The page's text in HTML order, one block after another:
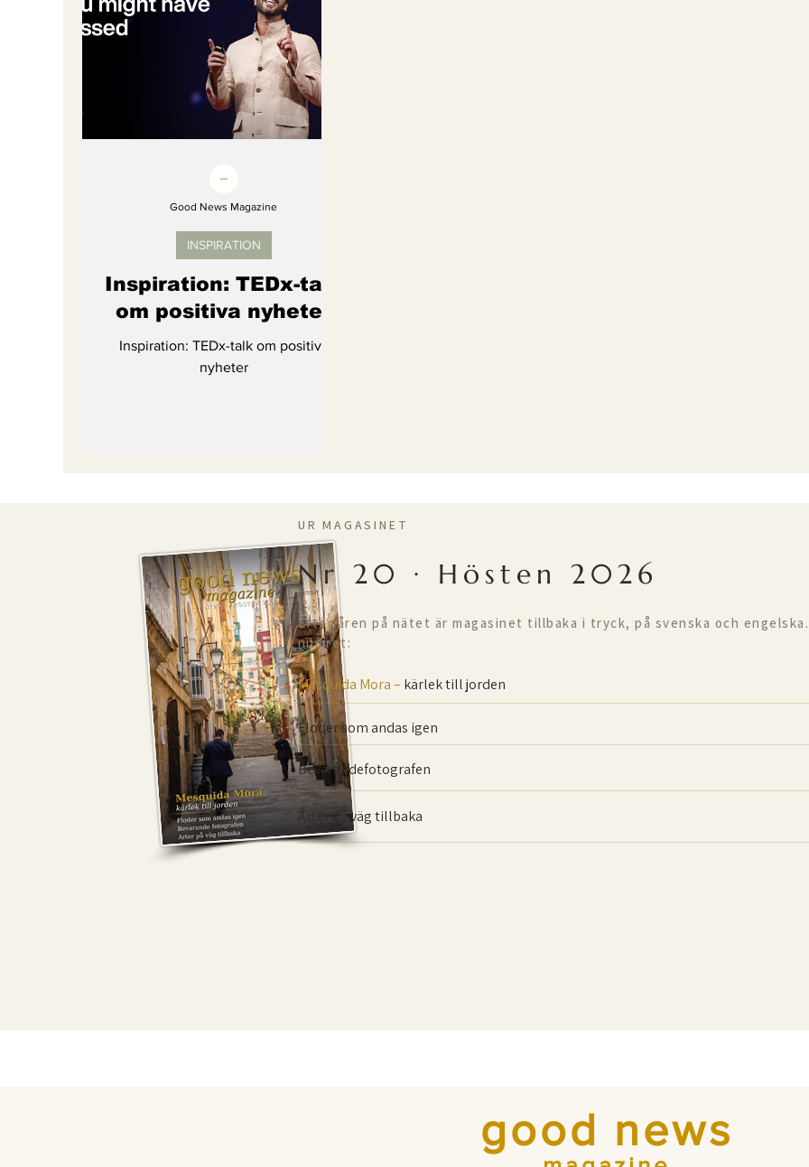
fredligare värld Kände du till....
Endast för Prenumeranter
Inspiration: TEDx-talk
om positiva nyheter
Inspiration: TEDx-talk om positiva
nyheter
INSPIRATION
Good News Magazine
UR MAGASINET
Nr 20 · Hösten 2026
Efter åren på nätet är magasinet tillbaka i tryck, på svenska och
numret:
Mesquida Mora – kärlek till jorden
Floder som andas igen
Bevarande­fotografen
Arter på väg tillbaka
good news